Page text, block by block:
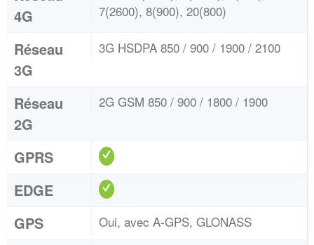
4G
7(2600), 8(900), 20(800)
Réseau
3G
3G HSDPA 850 / 900 / 1900 / 2100
Réseau
2G
2G GSM 850 / 900 / 1800 / 1900
GPRS
EDGE
GPS
Oui, avec A-GPS, GLONASS